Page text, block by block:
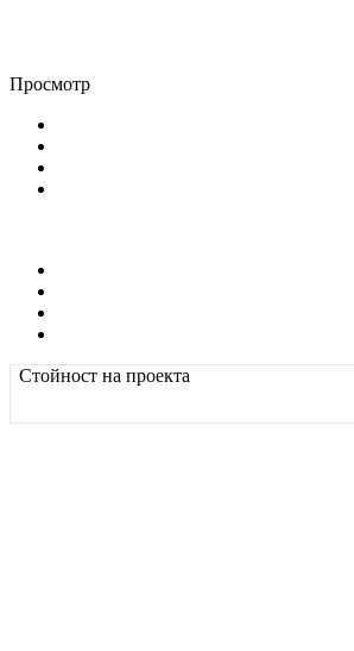
Просмотр
Стойност на проекта